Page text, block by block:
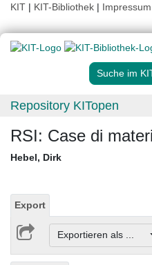
KIT | KIT-Bibliothek | Impressum
Suche im
Repository KITopen
RSI: Case di
Hebel, Dirk
Export
Exportieren als ...